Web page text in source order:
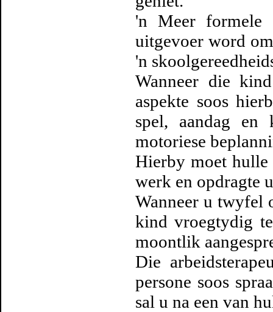
'n Meer formele
uitgevoer word
'n
Wanneer die
aspekte soos
spel, aandag en
motoriese
Hierby moet hulle
werk en opdragte
Wanneer u twyfel
kind vroegtydig
moontlik
Die
persone soos
sal u na een van